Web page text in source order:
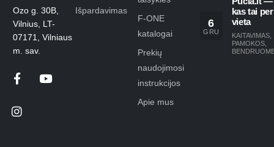
Ozo g. 30B,
Vilnius, LT-
07171, Vilniaus
m. sav.
Išpardavimas
F-ONE
katalogai
Prekių
naudojimosi
instrukcijos
Apie mus
6
GRU
kas tai per
vieta
KAITAVIMAS
PAMOKOS